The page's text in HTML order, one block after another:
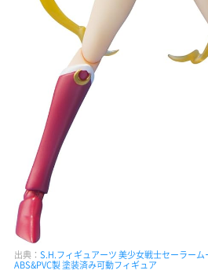
出典： S.H.フィギュアーツ 美少女戦士セーラー
ABS&PVC製 塗装済み可動フィギュア